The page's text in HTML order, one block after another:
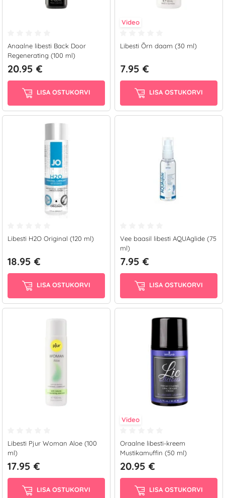
Anaalne libesti Back Door
Regenerating (100 ml)
20.95 €
LISA OSTUKORVI
Video
Libesti Õrn daam (30 ml)
7.95 €
LISA OSTUKORVI
Libesti H2O Original (120 ml)
18.95 €
LISA OSTUKORVI
Vee baasil libesti AQUAglide (75
ml)
7.95 €
LISA OSTUKORVI
Libesti Pjur Woman Aloe (100
ml)
17.95 €
LISA OSTUKORVI
Video
Oraalne libesti-kreem
Mustikamuffin (50 ml)
20.95 €
LISA OSTUKORVI